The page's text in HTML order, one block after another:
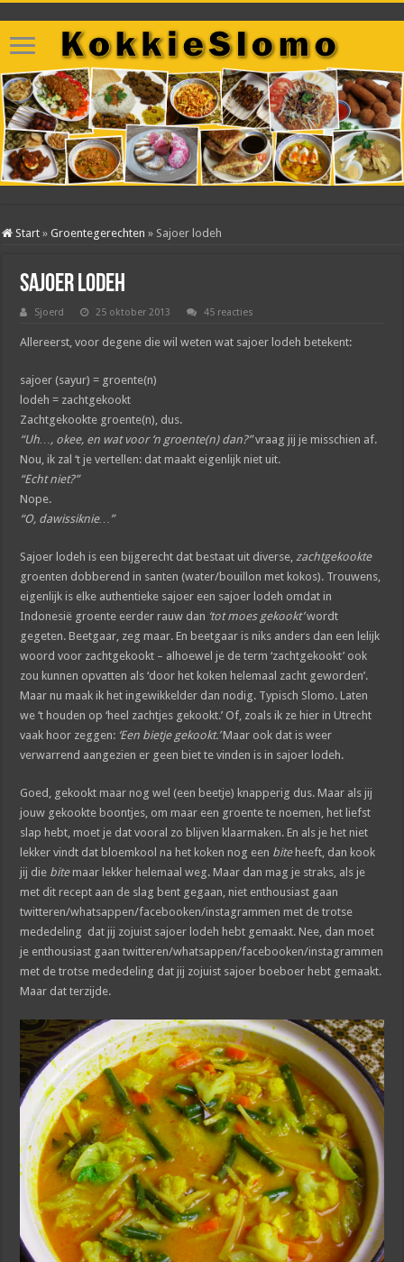
Start » Groentegerechten » Sajoer lodeh
Sajoer lodeh
Sjoerd 25 oktober 2013 45 reacties
Allereerst, voor degene die wil weten wat sajoer lodeh betekent:
sajoer (sayur) = groente(n)
lodeh = zachtgekookt
Zachtgekookte groente(n), dus.
“Uh…, okee, en wat voor ‘n groente(n) dan?”vraag jij je misschien af.
Nou, ik zal ‘t je vertellen: dat maakt eigenlijk niet uit.
“Echt niet?”
Nope.
“O, dawissiknie…”
Sajoer lodeh is een bijgerecht dat bestaat uit diverse, zachtgekookte
groenten dobberend in santen (water/bouillon met kokos). Trouwens,
eigenlijk is elke authentieke sajoer een sajoer lodeh omdat in
Indonesië groente eerder rauw dan ‘tot moes gekookt’wordt
gegeten. Beetgaar, zeg maar. En beetgaar is niks anders dan een lelijk
woord voor zachtgekookt – alhoewel je de term ‘zachtgekookt’ ook
zou kunnen opvatten als ‘door het koken helemaal zacht geworden’.
Maar nu maak ik het ingewikkelder dan nodig. Typisch Slomo. Laten
we ‘t houden op ‘heel zachtjes gekookt.’ Of, zoals ik ze hier in Utrecht
vaak hoor zeggen: ‘Een bietje gekookt.’Maar ook dat is weer
verwarrend aangezien er geen biet te vinden is in sajoer lodeh.
Goed, gekookt maar nog wel (een beetje) knapperig dus. Maar als jij
jouw gekookte boontjes, om maar een groente te noemen, het liefst
slap hebt, moet je dat vooral zo blijven klaarmaken. En als je het niet
lekker vindt dat bloemkool na het koken nog een biteheeft, dan kook
jij die bitemaar lekker helemaal weg. Maar dan mag je straks, als je
met dit recept aan de slag bent gegaan, niet enthousiast gaan
twitteren/whatsappen/facebooken/instagrammen met de trotse
mededeling dat jij zojuist sajoer lodeh hebt gemaakt. Nee, dan moet
je enthousiast gaan twitteren/whatsappen/facebooken/instagrammen
met de trotse mededeling dat jij zojuist sajoer boeboer hebt gemaakt.
Maar dat terzijde.